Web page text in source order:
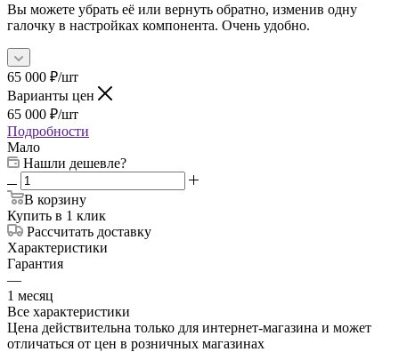
Вы можете убрать её или вернуть обратно, изменив одну
галочку в настройках компонента. Очень удобно.
65 000 ₽/шт
Варианты цен
65 000 ₽/шт
Подробности
Мало
Нашли дешевле?
В корзину
Купить в 1 клик
Рассчитать доставку
Характеристики
Гарантия
—
1 месяц
Все характеристики
Цена действительна только для интернет-магазина и может
отличаться от цен в розничных магазинах